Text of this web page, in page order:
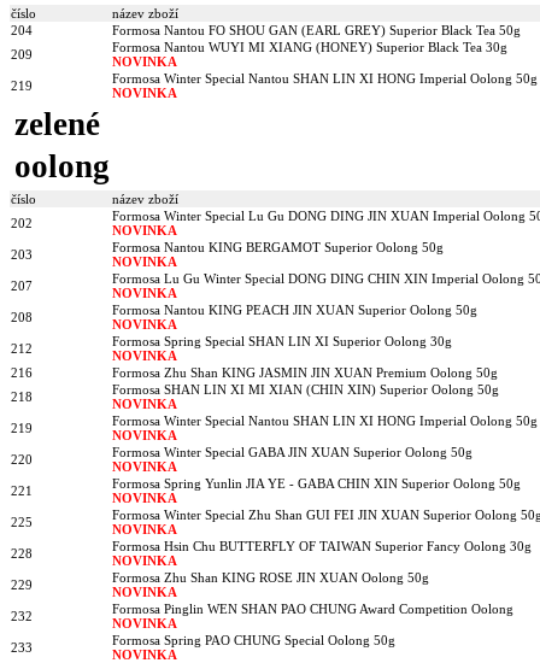
číslo
název zboží
204
Formosa Nantou FO SHOU GAN (EARL GREY) Superior Black Tea 50g
209
Formosa Nantou WUYI MI XIANG (HONEY) Superior Black Tea 30g
NOVINKA
219
Formosa Winter Special Nantou SHAN LIN XI HONG Imperial Oolong 50g
NOVINKA
zelené
oolong
číslo
název zboží
202
Formosa Winter Special Lu Gu DONG DING JIN XUAN Imperial Oolong
NOVINKA
203
Formosa Nantou KING BERGAMOT Superior Oolong 50g
NOVINKA
207
Formosa Lu Gu Winter Special DONG DING CHIN XIN Imperial Oolong
NOVINKA
208
Formosa Nantou KING PEACH JIN XUAN Superior Oolong 50g
NOVINKA
212
Formosa Spring Special SHAN LIN XI Superior Oolong 30g
NOVINKA
216
Formosa Zhu Shan KING JASMIN JIN XUAN Premium Oolong 50g
218
Formosa SHAN LIN XI MI XIAN (CHIN XIN) Superior Oolong 50g
NOVINKA
219
Formosa Winter Special Nantou SHAN LIN XI HONG Imperial Oolong 50g
NOVINKA
220
Formosa Winter Special GABA JIN XUAN Superior Oolong 50g
NOVINKA
221
Formosa Spring Yunlin JIA YE - GABA CHIN XIN Superior Oolong 50g
NOVINKA
225
Formosa Winter Special Zhu Shan GUI FEI JIN XUAN Superior Oolong
NOVINKA
228
Formosa Hsin Chu BUTTERFLY OF TAIWAN Superior Fancy Oolong 30g
NOVINKA
229
Formosa Zhu Shan KING ROSE JIN XUAN Oolong 50g
NOVINKA
232
Formosa Pinglin WEN SHAN PAO CHUNG Award Competition Oolong
NOVINKA
233
Formosa Spring PAO CHUNG Special Oolong 50g
NOVINKA